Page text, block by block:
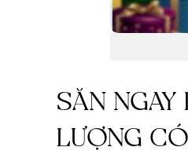
SĂN NGAY
LƯỢNG